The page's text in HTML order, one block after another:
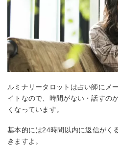
ルミナリータロットは占い師にメ
イトなので、時間がない・話すの
くなっています。
基本的には24時間以内に返信がく
きますよ。